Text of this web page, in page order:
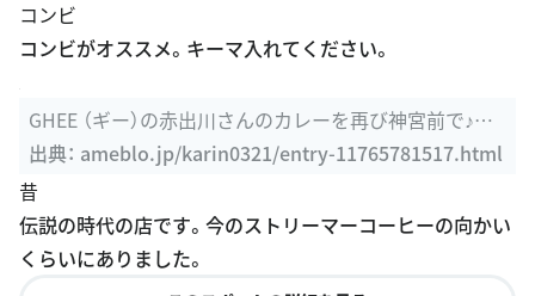
コンビがオススメ。キーマ入れてください。
arin ...
出典： ameblo.jp/karin0321/entry-11765781517.html
昔
伝説の時代の店です。今のストリーマーコーヒーの向かい
くらいにありました。
このスポットの詳細を見る